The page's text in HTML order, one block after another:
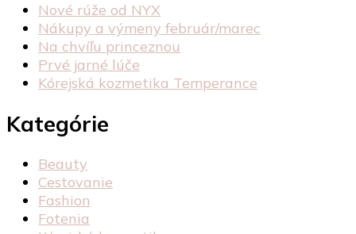
Nové rúže od NYX
Nákupy a výmeny február/marec
Na chvíľu princeznou
Prvé jarné lúče
Kórejská kozmetika Temperance
Kategórie
Beauty
Cestovanie
Fashion
Fotenia